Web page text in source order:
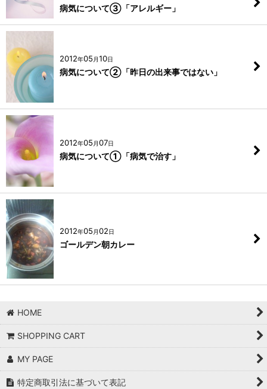
病気について③「アレルギー」
2012年05 月10日
病気について②「昨日の出来事ではない」
2012年05 月07日
病気について①「病気で治す」
2012年05 月02日
ゴールデン朝カレー
HOME
SHOPPING CART
MY PAGE
特定商取引法に基づいて表記